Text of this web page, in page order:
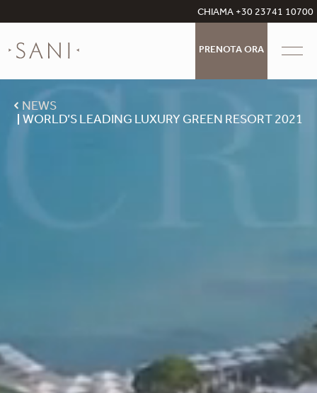
CHIAMA +30 23741 10700
PRENOTA ORA
NEWS
WORLD’S LEADING LUXURY GREEN RESORT 2021